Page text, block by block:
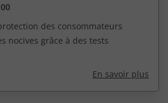
des consommateurs
nocives grâce à des tests
En savoir plus